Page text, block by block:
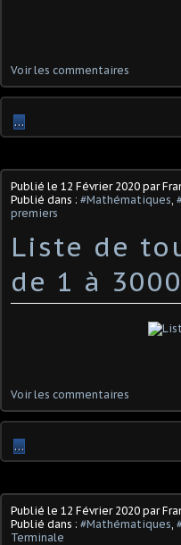
Voir les commentaires
…
Publié le 12 Février 2020 par
Publié dans : #Mathématiques
premiers
Liste de
de 1 à 3000
Voir les commentaires
…
Publié le 12 Février 2020 par
Publié dans : #Mathématiques
Terminale